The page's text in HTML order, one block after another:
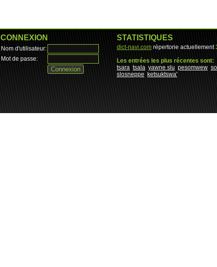
CONNEXION
Nom d'utilisateur:
Mot de passe:
STATISTIQUES
dict-navi.com répertorie actuellement
Les entrées les plus récentes sont:
tsara tsala yawne slu pesomwew
slosneppe
ketsuktswa'